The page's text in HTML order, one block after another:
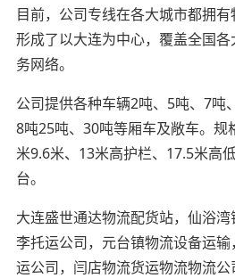
目前，公司专线在各大城市都拥
形成了以大连为中心，覆盖全国
务网络。
公司提供各种车辆2吨、5吨、7吨
8吨25吨、30吨等厢车及敞车。规
米9.6米、13米高护栏、17.5米高
台。
大连盛世通达物流配货站，仙浴
李托运公司，元台镇物流设备运
运公司，闫店物流货运物流物流公